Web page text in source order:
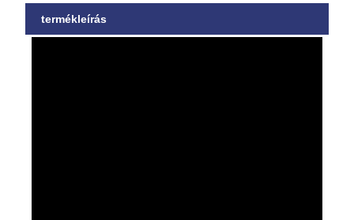
termékleírás